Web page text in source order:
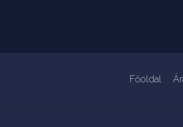
Főoldal